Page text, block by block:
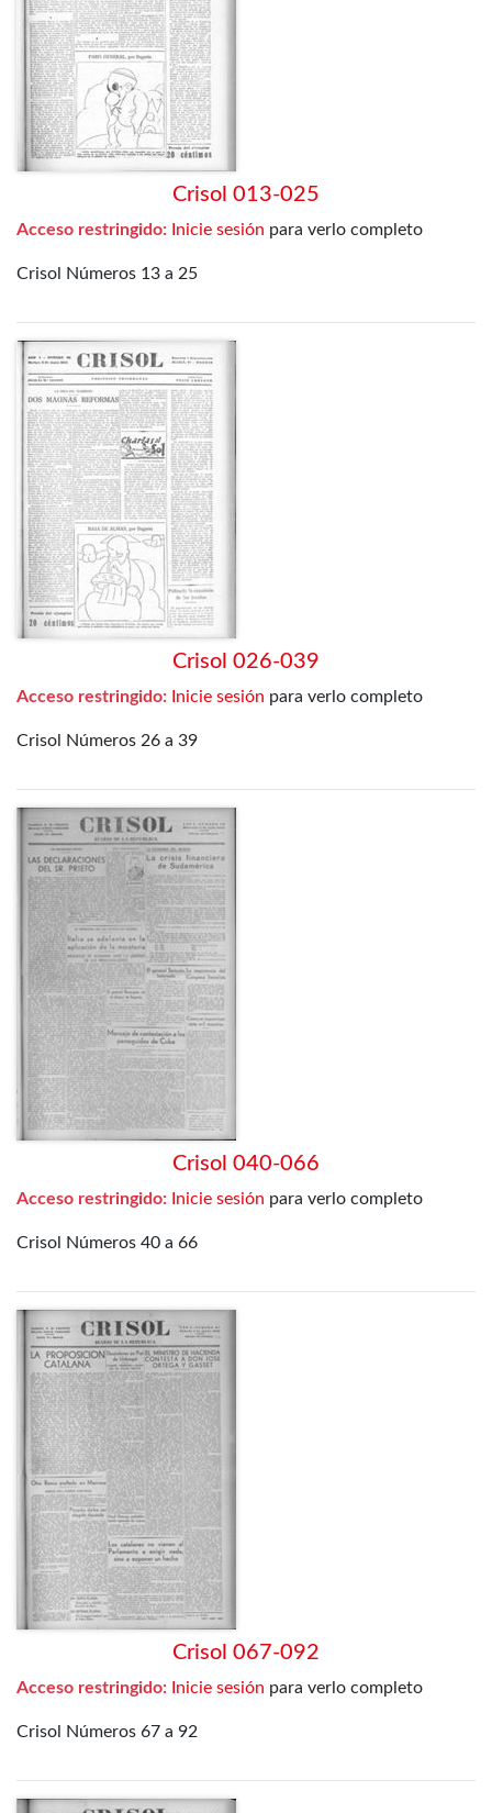
Crisol 013-025
Acceso restringido: Inicie sesión para verlo completo
Crisol Números 13 a 25
Crisol 026-039
Acceso restringido: Inicie sesión para verlo completo
Crisol Números 26 a 39
Crisol 040-066
Acceso restringido: Inicie sesión para verlo completo
Crisol Números 40 a 66
Crisol 067-092
Acceso restringido: Inicie sesión para verlo completo
Crisol Números 67 a 92